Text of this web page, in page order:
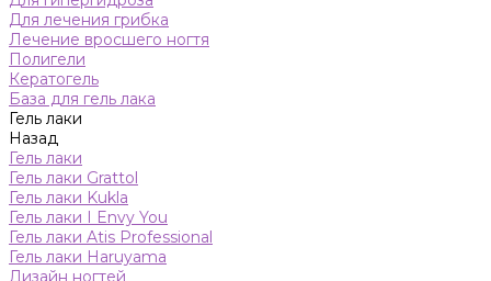
Для лечения грибка
Лечение вросшего ногтя
Полигели
Кератогель
База для гель лака
Гель лаки
Назад
Гель лаки
Гель лаки Grattol
Гель лаки Kukla
Гель лаки I Envy You
Гель лаки Atis Professional
Гель лаки Haruyama
Дизайн ногтей